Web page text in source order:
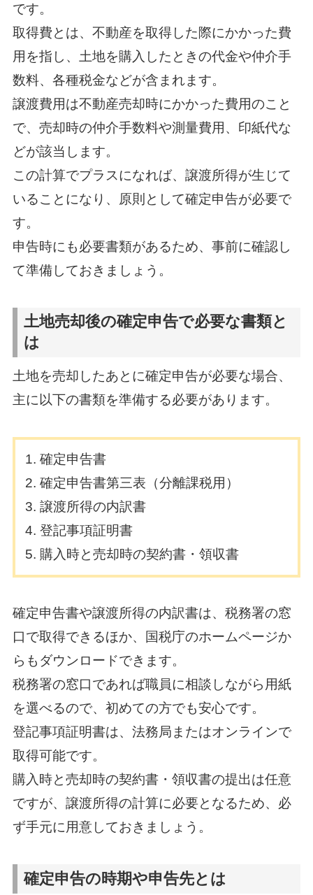
です。
取得費とは、不動産を取得した際にかかった費
用を指し、土地を購入したときの代金や仲介手
数料、各種税金などが含まれます。
譲渡費用は不動産売却時にかかった費用のこと
で、売却時の仲介手数料や測量費用、印紙代な
どが該当します。
この計算でプラスになれば、譲渡所得が生じて
いることになり、原則として確定申告が必要で
す。
申告時にも必要書類があるため、事前に確認し
て準備しておきましょう。
土地売却後の確定申告で必要な書類と
は
土地を売却したあとに確定申告が必要な場合、
主に以下の書類を準備する必要があります。
確定申告書
確定申告書第三表（分離課税用）
譲渡所得の内訳書
登記事項証明書
購入時と売却時の契約書・領収書
確定申告書や譲渡所得の内訳書は、税務署の窓
口で取得できるほか、国税庁のホームページか
らもダウンロードできます。
税務署の窓口であれば職員に相談しながら用紙
を選べるので、初めての方でも安心です。
登記事項証明書は、法務局またはオンラインで
取得可能です。
購入時と売却時の契約書・領収書の提出は任意
ですが、譲渡所得の計算に必要となるため、必
ず手元に用意しておきましょう。
確定申告の時期や申告先とは